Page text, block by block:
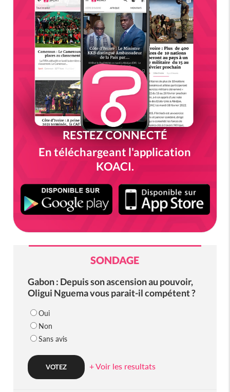
RESTEZ CONNECTÉ
En téléchargeant l'application
KOACI.
SONDAGE
Gabon : Depuis son ascension au pouvoir,
Oligui Nguema vous parait-il compétent ?
Oui
Non
Sans avis
+ Voir les resultats